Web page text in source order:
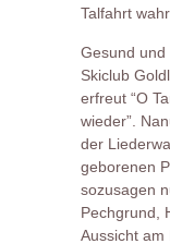
Talfahrt
Gesund und
Skiclub
erfreut “O
wieder”.
der
geborenen
sozusagen
Pechgrund,
Aussicht am